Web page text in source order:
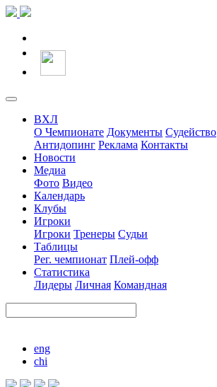
ВХЛ
О Чемпионате Документы Судейство
Антидопинг Реклама Контакты
Новости
Медиа
Фото Видео
Календарь
Клубы
Игроки
Игроки Тренеры Судьи
Таблицы
Рег. чемпионат Плей-офф
Статистика
Лидеры Личная Командная
eng
chi